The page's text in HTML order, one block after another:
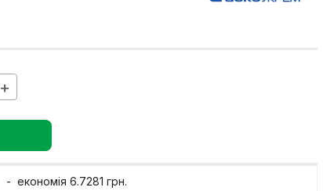
+
- економія 6.7281 грн.